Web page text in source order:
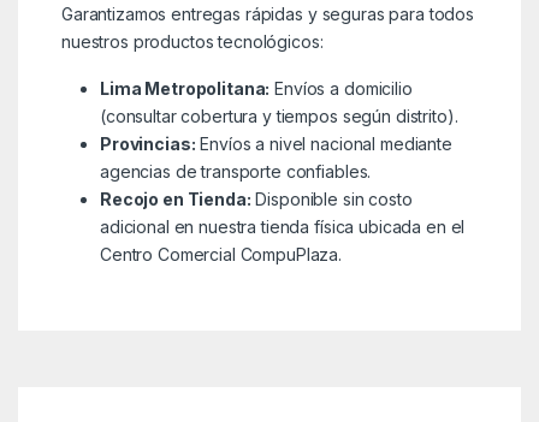
Garantizamos entregas rápidas y seguras para todos
nuestros productos tecnológicos:
Lima Metropolitana: Envíos a domicilio
(consultar cobertura y tiempos según distrito).
Provincias: Envíos a nivel nacional mediante
agencias de transporte confiables.
Recojo en Tienda: Disponible sin costo
adicional en nuestra tienda física ubicada en el
Centro Comercial CompuPlaza.